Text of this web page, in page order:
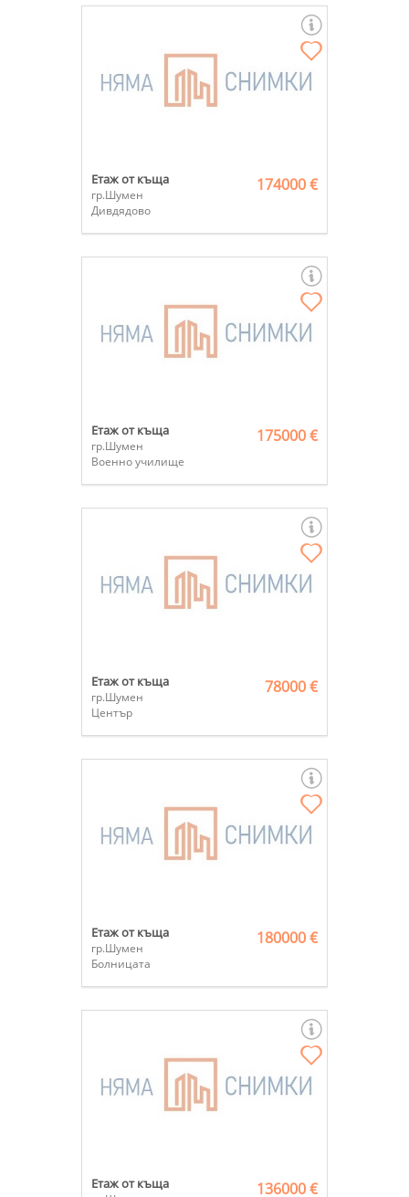
Етаж от къща
гр.Шумен
Дивдядово
174000 €
Етаж от къща
гр.Шумен
Военно училище
175000 €
Етаж от къща
гр.Шумен
Център
78000 €
Етаж от къща
гр.Шумен
Болницата
180000 €
Етаж от къща 136000 €